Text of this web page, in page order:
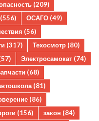
(209)
(556) ОСАГО (49)
(56)
(317) Техосмотр (80)
Электросамокат (74)
(68)
(81)
(86)
(156) закон (84)